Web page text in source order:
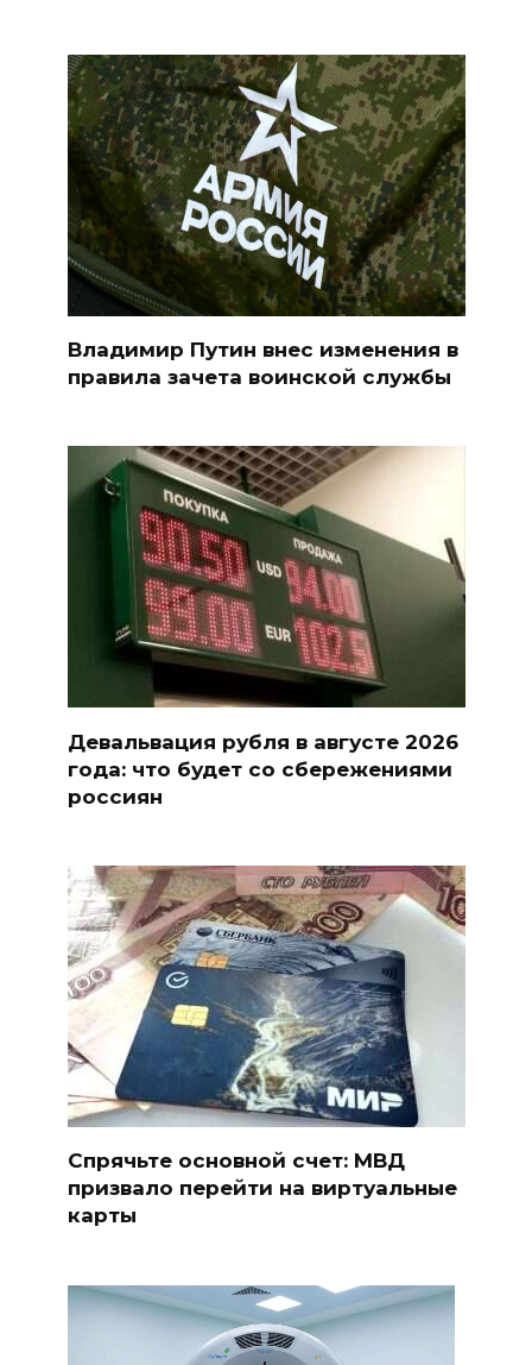
Владимир Путин внес изменения в
правила зачета воинской службы
Девальвация рубля в августе 2026
года: что будет со сбережениями
россиян
Спрячьте основной счет: МВД
призвало перейти на виртуальные
карты